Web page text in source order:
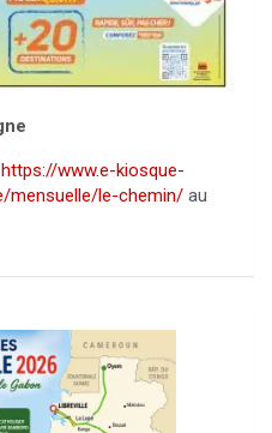
https://www.e-kiosque-
le-chemin/ au